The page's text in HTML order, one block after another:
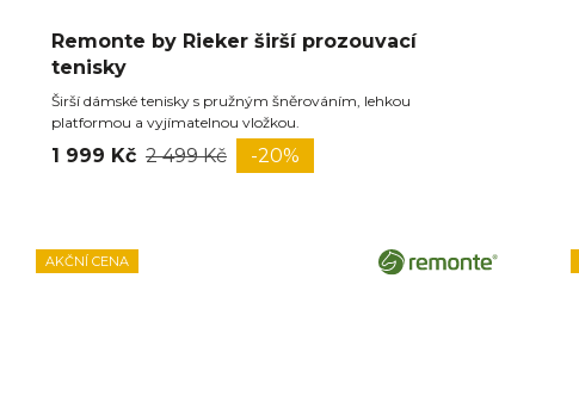
Remonte by Rieker širší prozouvací
tenisky
Širší dámské tenisky s pružným šněrováním, lehkou
platformou a vyjímatelnou vložkou.
1 999 Kč 2 499 Kč -20%
AKČNÍ CENA